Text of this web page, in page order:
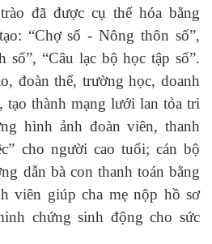
đã được cụ thể hóa bằng
“Chợ số - Nông thôn số”,
số”, “Câu lạc bộ học tập số”.
đoàn thể, trường học, doanh
tạo thành mạng lưới lan tỏa tri
hình ảnh đoàn viên, thanh
cho người cao tuổi; cán bộ
dẫn bà con thanh toán bằng
viên giúp cha mẹ nộp hồ sơ
chứng sinh động cho sức